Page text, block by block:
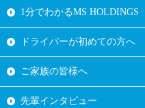
1分でわかるMS HOLDINGS
ドライバーが初めての方へ
ご家族の皆様へ
先輩インタビュー